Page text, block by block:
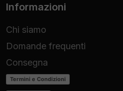
Informazioni
Chi siamo
Domande frequenti
Consegna
Termini e Condizioni